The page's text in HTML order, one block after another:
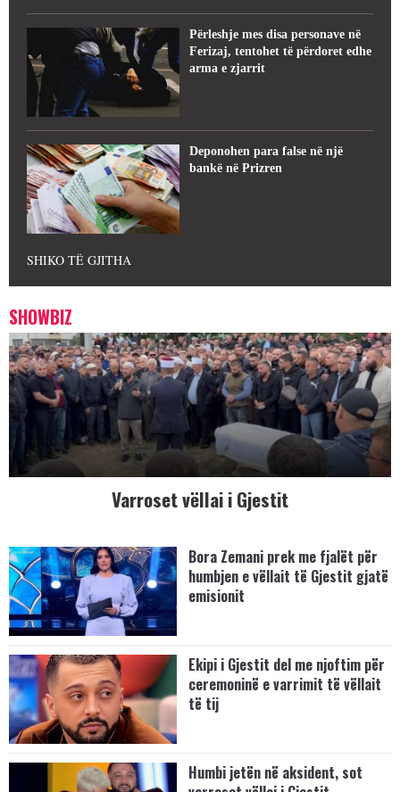
Përleshje mes disa personave në
Ferizaj, tentohet të përdoret edhe
arma e zjarrit
Deponohen para false në një
bankë në Prizren
SHIKO TË GJITHA
SHOWBIZ
Varroset vëllai i Gjestit
Bora Zemani prek me fjalët për
humbjen e vëllait të Gjestit gjatë
emisionit
Ekipi i Gjestit del me njoftim për
ceremoninë e varrimit të vëllait
të tij
Humbi jetën në aksident, sot